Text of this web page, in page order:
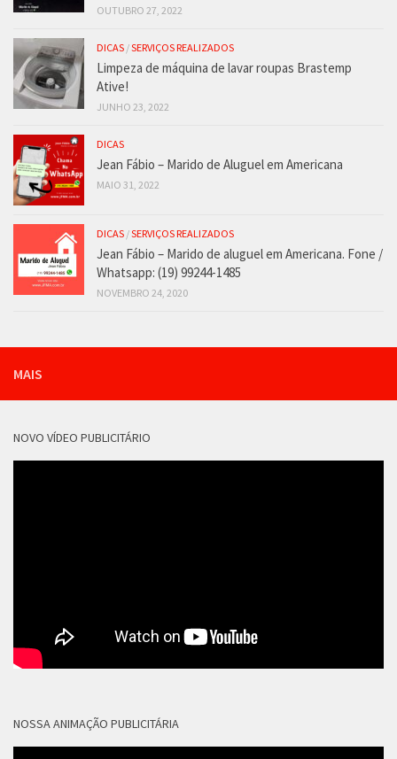
OUTUBRO 27, 2022
DICAS /SERVIÇOS REALIZADOS
Limpeza de máquina de lavar roupas Brastemp
Ative!
JUNHO 23, 2022
DICAS
Jean Fábio – Marido de Aluguel em Americana
MAIO 31, 2022
DICAS /SERVIÇOS REALIZADOS
Jean Fábio – Marido de aluguel em Americana. Fone /
Whatsapp: (19) 99244-1485
NOVEMBRO 24, 2020
MAIS
NOVO VÍDEO PUBLICITÁRIO
NOSSA ANIMAÇÃO PUBLICITÁRIA